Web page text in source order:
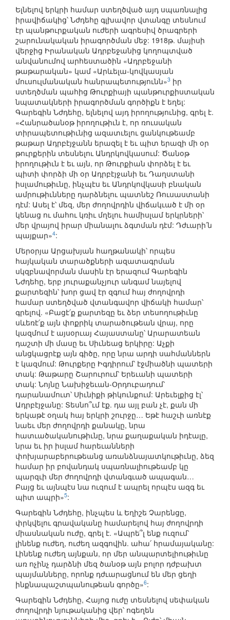
Ելնելով երկրի համար ստեղծված այդ սպառնալից
իրավիճակից՝ Նժդեհը գլխավոր վտանգը տեսնում
էր պանթուրքական ուժերի ագրեսիվ ծրագրերի
շարունակական իրագործման մեջ: 1918թ. մայիսի
վերջից Իրանական Ադրբեջանից կողոպտված
անվանումով արհեստածին «Ադրբեջանի
թաթարական» կամ «Արևելա-կովկասյան
մուսուլմանական հանրապետությունն»3 իր
ստեղծման պահից Թուրքիայի պանթուրքիստական
նպատակների իրագործման գործիքն է եղել:
Գարեգին Նժդեհը, ելնելով այդ իրողությունից, գրել է.
«Հանրածանօթ իրողութիւն է, որ ռուսական
տիրապետութիւնից ազատւելու ցանկութեամբ
թաթար Ադրբէյջանն երազել է եւ պիտ երազի մի օր
թուրքերին տեսնելու Անդրկովկասում: Ծանօթ
իրողութիւն է եւ այն, որ Թուրքիան փորձել է եւ
պիտի փորձի մի օր Ադրբէյջանի եւ Դաղստանի
իսլամութիւնը, ինչպէս եւ Անդրկովկասի բնական
ամրութիւնները դարձնելու պատնեշ Ռուսաստանի
դէմ: Ասել է՝ մեզ, մեր ժողովրդին վիճակւած է մի օր
կենաց ու մահու կռիւ մղելու համիսլամ երկրների՝
մեր վրայով իրար միանալու ձգտման դէմ: Դժւարի՛ն
պայքար»4:
Մերօրյա Արցախյան հաղթանակի՝ որպես
հայկական տարածքների ազատագրման
սկզբնավորման մասին էր երազում Գարեգին
Նժդեհը, երբ յուրաքանչյուր անգամ նայելով
քարտեզին՝ խոր ցավ էր զգում հայ ժողովրդի
համար ստեղծված վտանգավոր վիճակի համար՝
գրելով. «Բացէ՛ք քարտեզը եւ ձեր տեսողութիւնը
սևեռէ՛ք այն փոքրիկ տարածութեան վրայ, որը
կազմում է այսօրւայ Հայաստանը՝ Արարատեան
դաշտի մի մասը եւ Սիւնեաց երկիրը: Աչքի
անցկացրէք այն գիծը, որը նրա արդի սահմաններն
է կազմում: Թուրքերը Իգդիրում՝ էջմիածնի պատերի
տակ: Թաթարը Շարուրում՝ Երեւանի պատերի
տակ: Նոյնը Նախիջեւան-Օրդուբադում՝
դարանամուտ՝ Սիւնիքի թիկունքում: Արեւելքից էլ՝
Ադրբէյջանը: Տեսնո՞ւմ էք. դա այլ բան չէ, քան մի
երկաթէ օղակ հայ երկրի շուրջը… Եթէ հաշւի առնէք
նաեւ մեր ժողովրդի քանակը, նրա
հատւածականութիւնը, նրա քաղաքական իդէալը,
նրա եւ իր իսլամ հարեւանների
փոխյարաբերութեանց առանձնայատկութիւնը, ձեզ
համար իր բովանդակ սպառնալիութեամբ կը
պարզւի մեր ժողովրդի վտանգւած ապագան…
Բայց եւ այնպէս նա ուզում է ապրել որպէս ազգ եւ
պիտ ապրի»5:
Գարեգին Նժդեհը, ինչպես և Եղիշե Չարենցը,
փրկվելու գրավականը համարելով հայ ժողովրդի
միասնական ուժը, գրել է. «Ապրե՞լ ենք ուզում՝
լինենք ուժեղ, ուժեղ ազգովին. ահա՛ հրամայականը:
Լինենք ուժեղ այնքան, որ մեր անպարտելիութիւնը
առ ոչինչ դարձնի մեզ ծանօթ այն բոլոր դժբախտ
պայմանները, որոնք դժւարացնում են մեր ցեղի
ինքնապաշտպանութեան գործը»6:
Գարեգին Նժդեհը, Հայոց ուժը տեսնելով սեփական
ժողովրդի նյութականից վեր՝ ոգեղեն